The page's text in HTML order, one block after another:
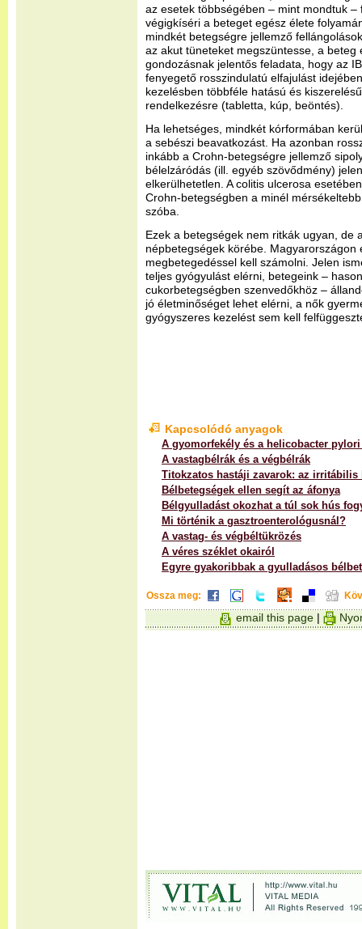
az esetek többségében – mint mondtuk –
végigkíséri a beteget egész élete
mindkét betegségre jellemző
az akut tüneteket megszüntesse, a beteg
gondozásnak jelentős feladata, hogy az
fenyegető rosszindulatú elfajulást
kezelésben többféle hatású és
rendelkezésre (tabletta, kúp, beöntés).
Ha lehetséges, mindkét kórformában
a sebészi beavatkozást. Ha azonban
inkább a Crohn-betegségre jellemző
bélelzáródás (ill. egyéb szövődmény)
elkerülhetetlen. A colitis ulcerosa
Crohn-betegségben a minél
szóba.
Ezek a betegségek nem ritkák ugyan, de
népbetegségek körébe. Magyarországon
megbetegedéssel kell számolni. Jelen
teljes gyógyulást elérni, betegeink –
cukorbetegségben szenvedőkhöz –
jó életminőséget lehet elérni, a nők
gyógyszeres kezelést sem kell
Kapcsolódó anyagok
A gyomorfekély és a helicobacter
A vastagbélrák és a végbélrák
Titokzatos hastáji zavarok: az irritábilis
Bélbetegségek ellen segít az áfonya
Bélgyulladást okozhat a túl sok hús
Mi történik a gasztroenterológusnál?
A vastag- és végbéltükrözés
A véres széklet okairól
Egyre gyakoribbak a gyulladásos
Ossza meg:
email this page |